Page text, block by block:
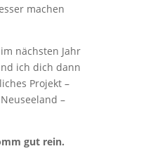
machen
nächsten Jahr
ich dich dann
Projekt –
–
gut rein.